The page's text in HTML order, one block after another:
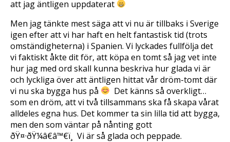
att jag äntligen uppdaterat
Men jag tänkte mest säga att vi nu är tillbaks i Sverige
igen efter att vi har haft en helt fantastisk tid (trots
omständigheterna) i Spanien. Vi lyckades fullfölja det
vi faktiskt åkte dit för, att köpa en tomt så jag vet inte
hur jag med ord skall kunna beskriva hur glada vi är
och lyckliga över att äntligen hittat vår dröm-tomt där
vi nu ska bygga hus på
 Det känns så overkligt…
som en dröm, att vi två tillsammans ska få skapa vårat
alldeles egna hus. Det kommer ta sin lilla tid att bygga,
men den som väntar på nånting gott
ðŸ¤·ðŸ¼â€â™€ï¸ Vi är så glada och peppade.